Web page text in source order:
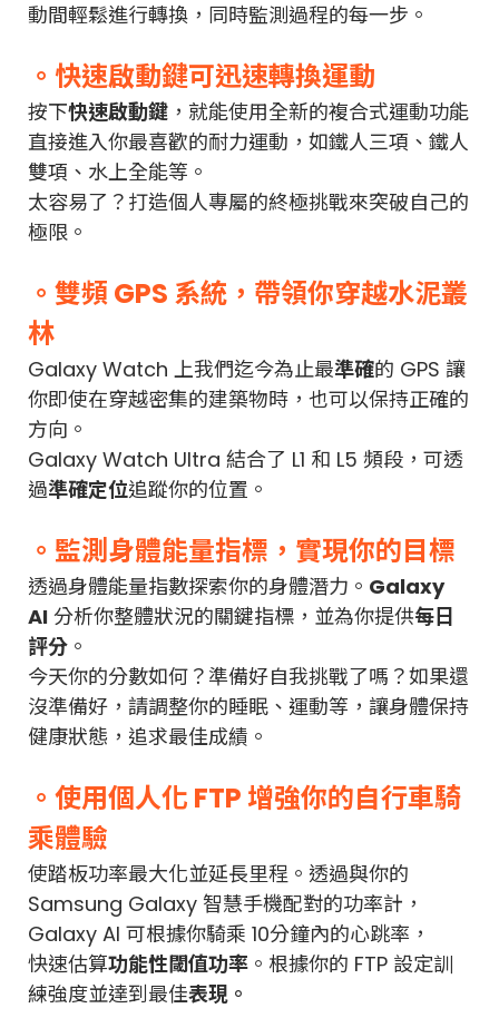
動間輕鬆進行轉換，同時監測過程的每一步。
。快速啟動鍵可迅速轉換運動
按下快速啟動鍵 ，就能使用全新的複合式運動功能
直接進入你最喜歡的耐力運動，如鐵人三項、鐵人
雙項、水上全能等。
太容易了？打造個人專屬的終極挑戰來突破自己的
極限。
。雙頻 GPS 系統，帶領你穿越水泥叢
林
Galaxy Watch 上我們迄今為止最準確的 GPS 讓
你即使在穿越密集的建築物時，也可以保持正確的
方向。
Galaxy Watch Ultra 結合了 L1 和 L5 頻段，可透
過準確定位追蹤你的位置。
。監測身體能量指標，實現你的目標
透過身體能量指數探索你的身體潛力。 Galaxy
AI 分析你整體狀況的關鍵指標，並為你提供每日
評分 。
今天你的分數如何？準備好自我挑戰了嗎？如果還
沒準備好，請調整你的睡眠、運動等，讓身體保持
健康狀態，追求最佳成績。
。使用個人化 FTP 增強你的自行車騎
乘體驗
使踏板功率最大化並延長里程。透過與你的
Samsung Galaxy 智慧手機配對的功率計，
Galaxy AI 可根據你騎乘 10分鐘內的心跳率，
快速估算功能性閾值功率 。根據你的 FTP 設定訓
練強度並達到最佳表現。